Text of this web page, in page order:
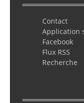
Contact
Application
Facebook
Flux RSS
Recherche